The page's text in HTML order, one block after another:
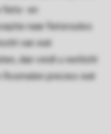
en
naar fietsroutes
van wat
dan vindt u wellicht
precies wat